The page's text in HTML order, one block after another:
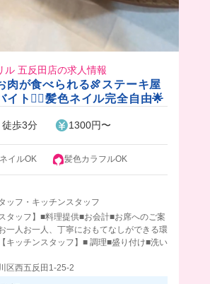
ル 五反田店の求人情報
肉が食べられる🍖ステーキ屋
イト❤️‍🔥髪色ネイル完全自由🌟
歩3分 1300円〜
イルOK 髪色カラフルOK
ッフ・キッチンスタッフ
タッフ】■料理提供■お会計■お席へのご案
一人お一人、丁寧におもてなしができる環
キッチンスタッフ】■ 調理■盛り付け■洗い
区西五反田1-25-2